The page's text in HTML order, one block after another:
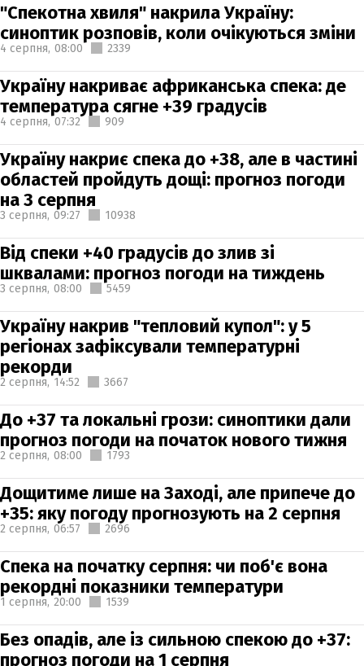
"Спекотна хвиля" накрила Україну:
синоптик розповів, коли очікуються зміни
4 серпня, 08:00 2339
Україну накриває африканська спека: де
температура сягне +39 градусів
4 серпня, 07:32 909
Україну накриє спека до +38, але в частині
областей пройдуть дощі: прогноз погоди
на 3 серпня
3 серпня, 09:27 10938
Від спеки +40 градусів до злив зі
шквалами: прогноз погоди на тиждень
3 серпня, 08:00 5459
Україну накрив "тепловий купол": у 5
регіонах зафіксували температурні
рекорди
2 серпня, 14:52 3667
До +37 та локальні грози: синоптики дали
прогноз погоди на початок нового тижня
2 серпня, 08:00 1793
Дощитиме лише на Заході, але припече до
+35: яку погоду прогнозують на 2 серпня
2 серпня, 06:57 2696
Спека на початку серпня: чи поб'є вона
рекордні показники температури
1 серпня, 20:00 1539
Без опадів, але із сильною спекою до +37:
прогноз погоди на 1 серпня